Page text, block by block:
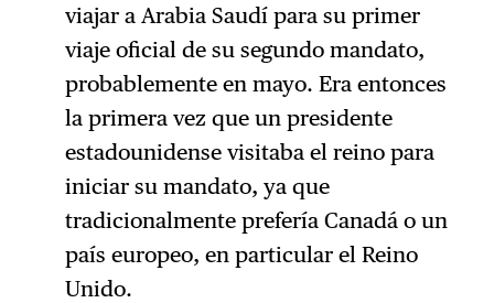
viajar a Arabia Saudí para su primer
viaje oficial de su segundo mandato,
probablemente en mayo. Era entonces
la primera vez que un presidente
estadounidense visitaba el reino para
iniciar su mandato, ya que
tradicionalmente prefería Canadá o un
país europeo, en particular el Reino
Unido.